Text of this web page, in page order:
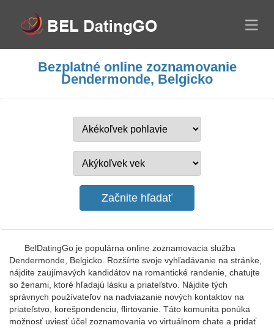
Bezplatné online zoznamovanie
Dendermonde, Belgicko
BelDatingGo je populárna online zoznamovacia služba
Dendermonde, Belgicko. Rozšírte svoje vyhľadávanie na stránke,
nájdite zaujímavých kandidátov na romantické randenie, chatujte
so ženami, ktoré hľadajú lásku a priateľstvo. Nájdite tých
správnych používateľov na nadviazanie nových kontaktov na
priateľstvo, korešpondenciu, flirtovanie. Táto komunita ponúka
možnosť uviesť účel zoznamovania vo virtuálnom chate a pridať